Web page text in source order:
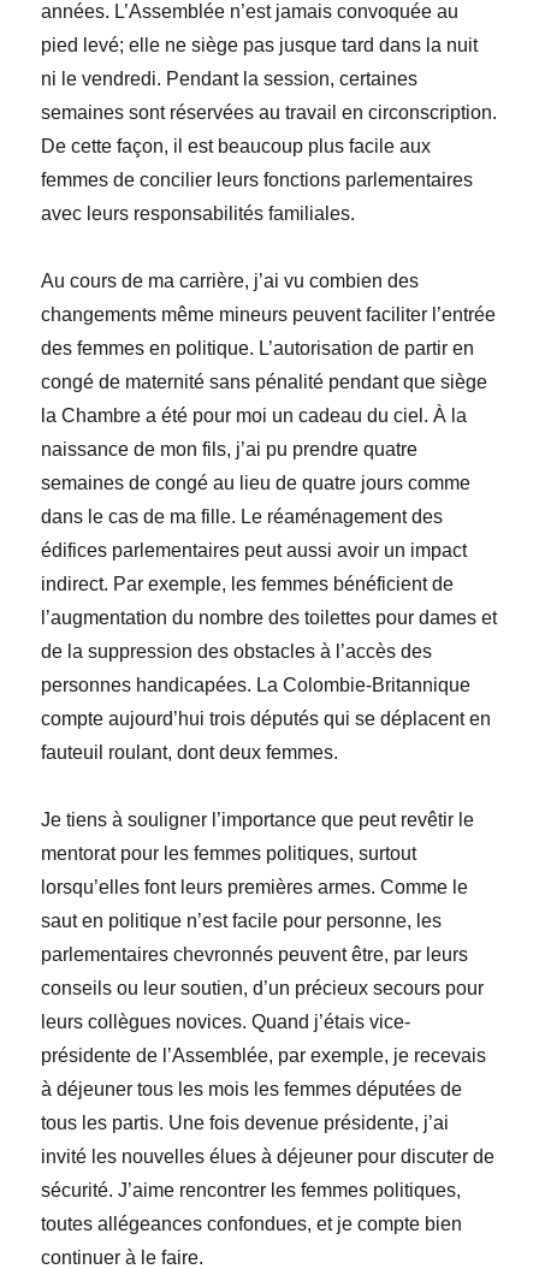
années. L’Assemblée n’est jamais convoquée au
pied levé; elle ne siège pas jusque tard dans la nuit
ni le vendredi. Pendant la session, certaines
semaines sont réservées au travail en circonscription.
De cette façon, il est beaucoup plus facile aux
femmes de concilier leurs fonctions parlementaires
avec leurs responsabilités familiales.
Au cours de ma carrière, j’ai vu combien des
changements même mineurs peuvent faciliter l’entrée
des femmes en politique. L’autorisation de partir en
congé de maternité sans pénalité pendant que siège
la Chambre a été pour moi un cadeau du ciel. À la
naissance de mon fils, j’ai pu prendre quatre
semaines de congé au lieu de quatre jours comme
dans le cas de ma fille. Le réaménagement des
édifices parlementaires peut aussi avoir un impact
indirect. Par exemple, les femmes bénéficient de
l’augmentation du nombre des toilettes pour dames et
de la suppression des obstacles à l’accès des
personnes handicapées. La Colombie-Britannique
compte aujourd’hui trois députés qui se déplacent en
fauteuil roulant, dont deux femmes.
Je tiens à souligner l’importance que peut revêtir le
mentorat pour les femmes politiques, surtout
lorsqu’elles font leurs premières armes. Comme le
saut en politique n’est facile pour personne, les
parlementaires chevronnés peuvent être, par leurs
conseils ou leur soutien, d’un précieux secours pour
leurs collègues novices. Quand j’étais vice-
présidente de l’Assemblée, par exemple, je recevais
à déjeuner tous les mois les femmes députées de
tous les partis. Une fois devenue présidente, j’ai
invité les nouvelles élues à déjeuner pour discuter de
sécurité. J’aime rencontrer les femmes politiques,
toutes allégeances confondues, et je compte bien
continuer à le faire.